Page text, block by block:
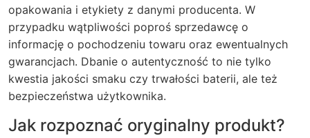
opakowania i etykiety z danymi producenta. W
przypadku wątpliwości poproś sprzedawcę o
informację o pochodzeniu towaru oraz ewentualnych
gwarancjach. Dbanie o autentyczność to nie tylko
kwestia jakości smaku czy trwałości baterii, ale też
bezpieczeństwa użytkownika.
Jak rozpoznać oryginalny produkt?